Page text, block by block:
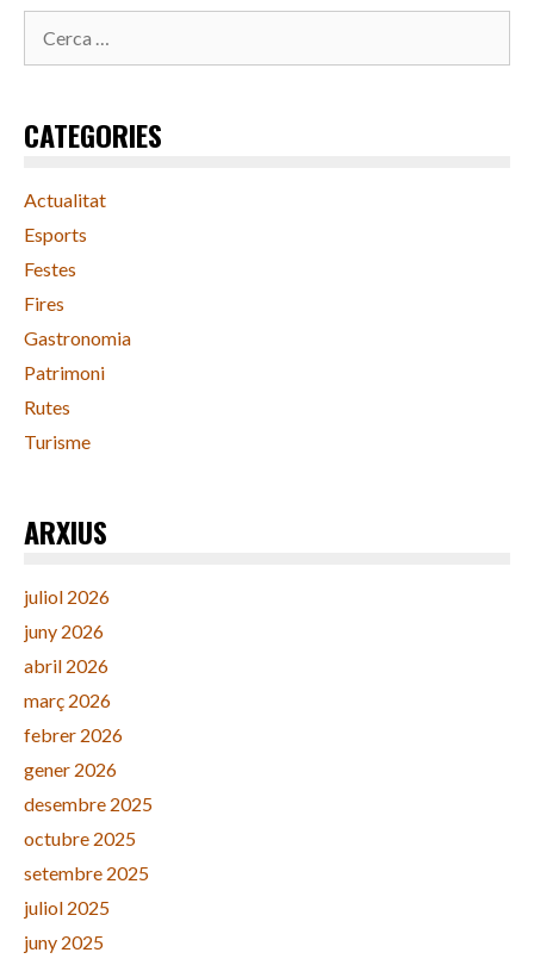
CATEGORIES
Actualitat
Esports
Festes
Fires
Gastronomia
Patrimoni
Rutes
Turisme
ARXIUS
juliol 2026
juny 2026
abril 2026
març 2026
febrer 2026
gener 2026
desembre 2025
octubre 2025
setembre 2025
juliol 2025
juny 2025